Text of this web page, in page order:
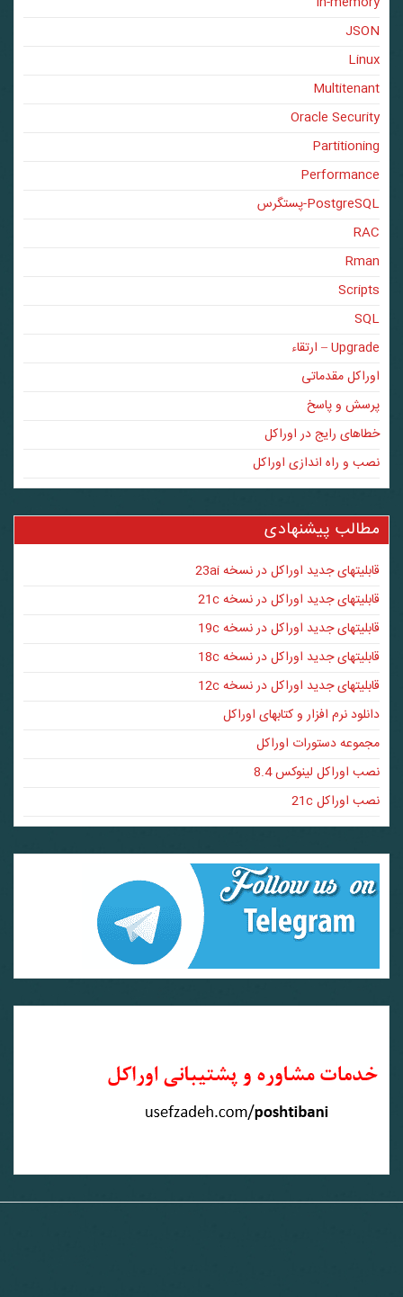
JSON
Linux
Multitenant
Oracle Security
Partitioning
Performance
PostgreSQL-پستگرس
RAC
Rman
Scripts
SQL
Upgrade – ارتقاء
اوراکل مقدماتی
پرسش و پاسخ
خطاهای رایج در اوراکل
نصب و راه اندازی اوراکل
مطالب پیشنهادی
قابلیتهای جدید اوراکل در نسخه 23ai
قابلیتهای جدید اوراکل در نسخه 21c
قابلیتهای جدید اوراکل در نسخه 19c
قابلیتهای جدید اوراکل در نسخه 18c
قابلیتهای جدید اوراکل در نسخه 12c
دانلود نرم افزار و کتابهای اوراکل
مجموعه دستورات اوراکل
نصب اوراکل لینوکس 8.4
نصب اوراکل 21c